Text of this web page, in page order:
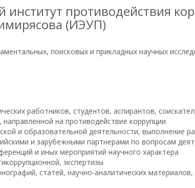
институт противодействия
(ИЭУП)
поисковых и прикладных научных
работников, студентов, аспирантов,
на противодействие коррупции
и образовательной деятельности, выполнение
и зарубежными партнерами по вопросам
и иных мероприятий научного характера
экспертизы
статей, научно-аналитических